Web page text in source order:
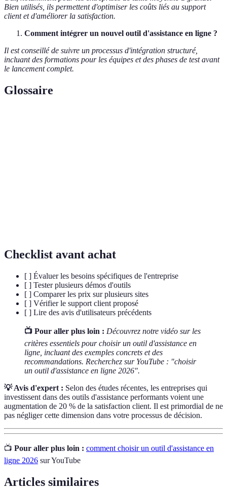
Bien utilisés, ils permettent d'optimiser les coûts liés au support
client et d'améliorer la satisfaction.
Comment intégrer un nouvel outil d'assistance en ligne ?
Il est conseillé de suivre un processus d'intégration structuré,
incluant des formations pour les équipes et des phases de test avant
le lancement complet.
Glossaire
Checklist avant achat
[ ] Évaluer les besoins spécifiques de l'entreprise
[ ] Tester plusieurs démos d'outils
[ ] Comparer les prix sur plusieurs sites
[ ] Vérifier le support client proposé
[ ] Lire des avis d'utilisateurs précédents
📺 Pour aller plus loin : Découvrez notre vidéo sur les
critères essentiels pour choisir un outil d'assistance en
ligne, incluant des exemples concrets et des
recommandations. Recherchez sur YouTube : "choisir
un outil d'assistance en ligne 2026".
💡 Avis d'expert : Selon des études récentes, les entreprises qui
investissent dans des outils d'assistance performants voient une
augmentation de 20 % de la satisfaction client. Il est primordial de ne
pas négliger cette dimension dans votre processus de décision.
📺 Pour aller plus loin : comment choisir un outil d'assistance en
ligne 2026 sur YouTube
Articles similaires